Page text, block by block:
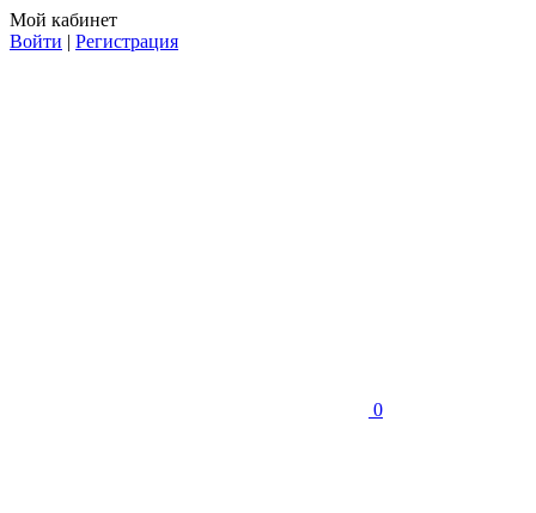
Мой кабинет
Войти | Регистрация
0